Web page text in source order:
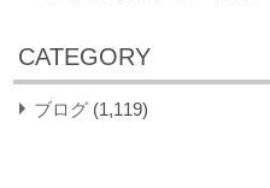
CATEGORY
ブログ (1,119)